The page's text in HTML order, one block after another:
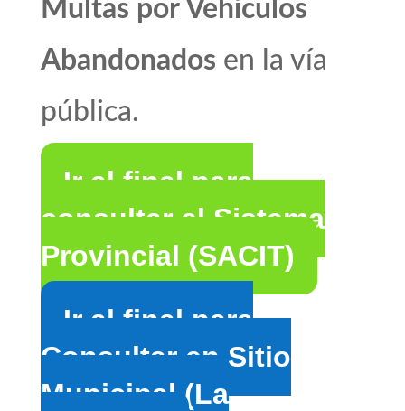
Multas por Vehículos
Abandonados en la vía
pública.
Ir al final para
consultar el Sistema
Provincial (SACIT)
Ir al final para
Consultar en Sitio
Municipal (La